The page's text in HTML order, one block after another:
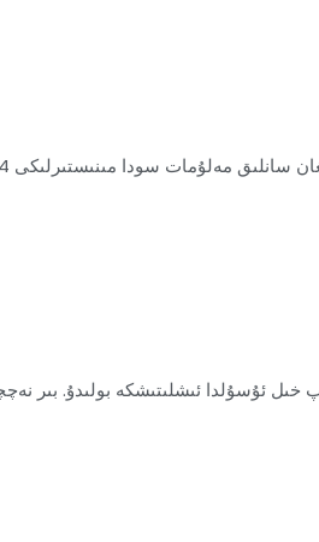
خىل ئۇسۇلدا ئىشلىتىشكە بولىدۇ. بىر